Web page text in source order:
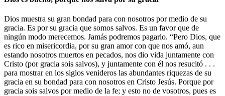
Dios muestra su gran bondad para con nosotros por medio de su
gracia. Es por su gracia que somos salvos. Es un favor que de
ningún modo merecemos. Jamás podremos pagarlo. “Pero Dios, que
es rico en misericordia, por su gran amor con que nos amó, aun
estando nosotros muertos en pecados, nos dio vida juntamente con
Cristo (por gracia sois salvos), y juntamente con él nos resucitó . . .
para mostrar en los siglos venideros las abundantes riquezas de su
gracia en su bondad para con nosotros en Cristo Jesús. Porque por
gracia sois salvos por medio de la fe; y esto no de vosotros, pues es